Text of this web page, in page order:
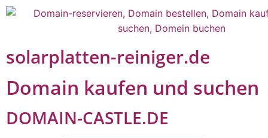
solarplatten-reiniger.de
Domain kaufen und suchen
DOMAIN-CASTLE.DE